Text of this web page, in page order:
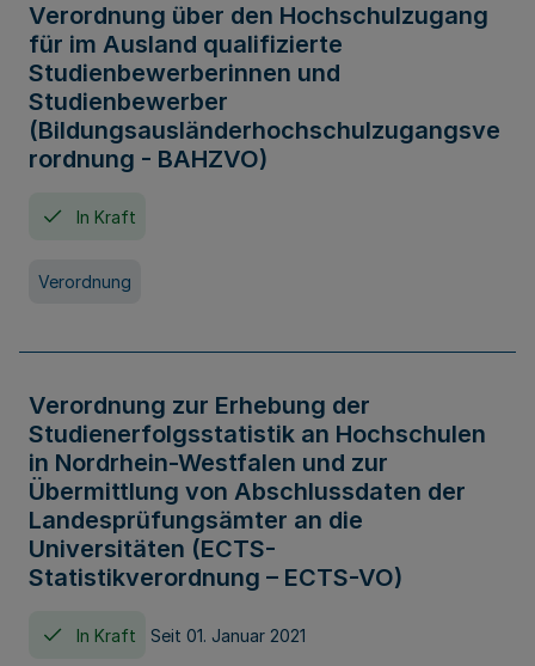
Verordnung über den Hochschulzugang
für im Ausland qualifizierte
Studienbewerberinnen und
Studienbewerber
(Bildungsausländerhochschulzugangsve
rordnung - BAHZVO)
In Kraft
Verordnung
Verordnung zur Erhebung der
Studienerfolgsstatistik an Hochschulen
in Nordrhein-Westfalen und zur
Übermittlung von Abschlussdaten der
Landesprüfungsämter an die
Universitäten (ECTS-
Statistikverordnung – ECTS-VO)
In Kraft Seit 01. Januar 2021